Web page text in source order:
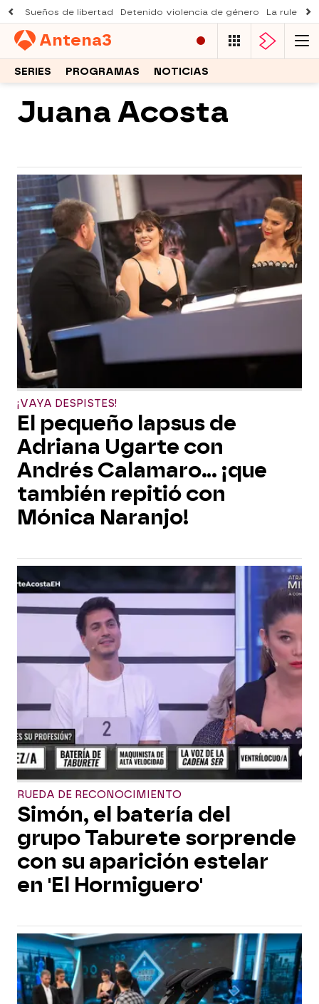
Sueños de libertad Detenido violencia de género La ruleta
Antena3
SERIES PROGRAMAS NOTICIAS
Juana Acosta
¡VAYA DESPISTES!
El pequeño lapsus de
Adriana Ugarte con
Andrés Calamaro... ¡que
también repitió con
Mónica Naranjo!
RUEDA DE RECONOCIMIENTO
Simón, el batería del
grupo Taburete sorprende
con su aparición estelar
en 'El Hormiguero'